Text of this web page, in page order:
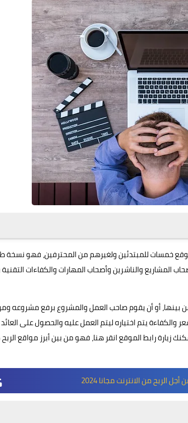
مواقع الربح من الانترنت باللغة العربية 2024 هو موقع خمسات للمبتدئين ولغيرهم من المحترفين،
والناشرين وأصحاب المهارات والكفاءات
بينها، أو أن يقوم صاحب العمل والمشروع برفع مشروعه
يتم اختياره ليتم العمل عليه والحصول على
انقر هنا، فهو من بين أبرز مواقع
الربح من الانترنت مجانا 2024